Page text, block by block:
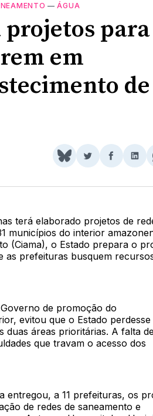
—ÁGUA
projetos para
em
de
Share
BlueSky
Compartilhar
Twitter
terá elaborado projetos de
municípios do interior
(Ciama), o Estado prepara o
as prefeituras busquem
de promoção do
evitou que o Estado perdesse
duas áreas prioritárias. A falta
que travam o acesso dos
entregou, a 11 prefeituras, os
de redes de saneamento e